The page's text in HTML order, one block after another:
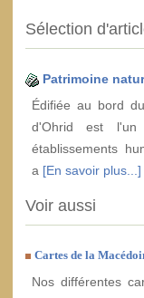
Sélection
Patrimoine
Édifiée au bord
d'Ohrid est l'un
établissements
a [En savoir plus...]
Voir aussi
Cartes de la
Nos différentes